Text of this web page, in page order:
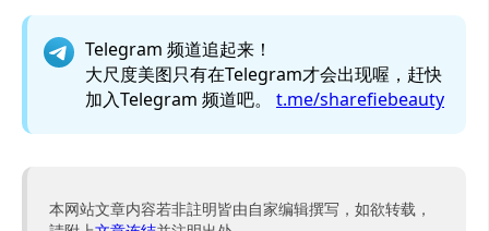
Telegram 频道追起来！
大尺度美图只有在Telegram才会出现喔，赶快
加入Telegram 频道吧。 t.me/sharefiebeauty
本网站文章内容若非註明皆由自家编辑撰写，如欲转载，